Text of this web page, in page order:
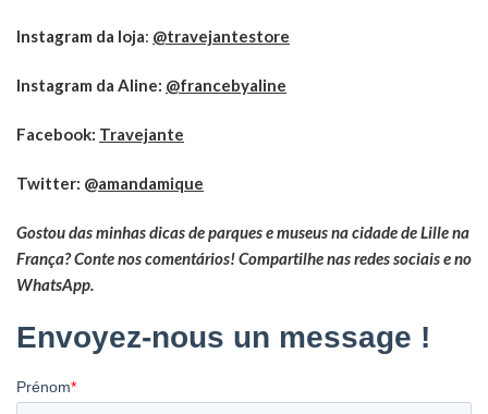
Instagram da loja: @travejantestore
Instagram da Aline: @francebyaline
Facebook: Travejante
Twitter: @amandamique
Gostou das minhas dicas de parques e museus na cidade de Lille na
França? Conte nos comentários! Compartilhe nas redes sociais e no
WhatsApp.